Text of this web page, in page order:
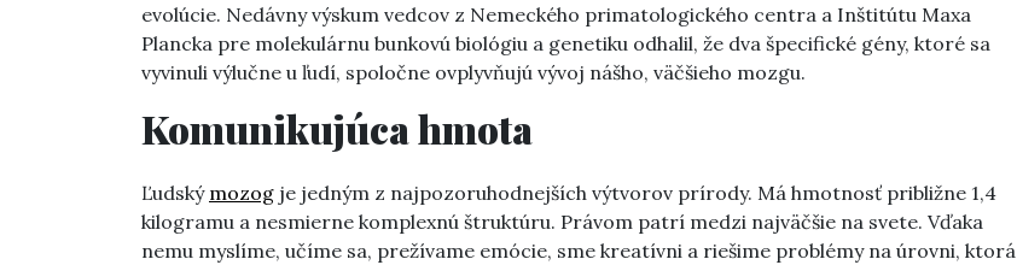
evolúcie. Nedávny výskum vedcov z Nemeckého primatologického centra a Inštitútu Maxa
Plancka pre molekulárnu bunkovú biológiu a genetiku odhalil, že dva špecifické gény, ktoré sa
vyvinuli výlučne u ľudí, spoločne ovplyvňujú vývoj nášho, väčšieho mozgu.
Komunikujúca hmota
Ľudský mozog je jedným z najpozoruhodnejších výtvorov prírody. Má hmotnosť približne 1,4
kilogramu a nesmierne komplexnú štruktúru. Právom patrí medzi najväčšie na svete. Vďaka
nemu myslíme, učíme sa, prežívame emócie, sme kreatívni a riešime problémy na úrovni, ktorá